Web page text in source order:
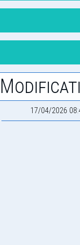
17/04/2026